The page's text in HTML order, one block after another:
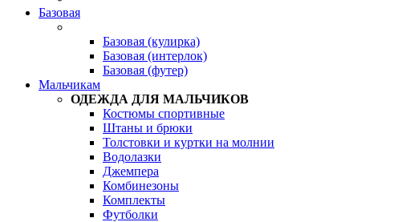
Базовая
Базовая (кулирка)
Базовая (интерлок)
Базовая (футер)
Мальчикам
ОДЕЖДА ДЛЯ МАЛЬЧИКОВ
Костюмы спортивные
Штаны и брюки
Толстовки и куртки на молнии
Водолазки
Джемпера
Комбинезоны
Комплекты
Футболки